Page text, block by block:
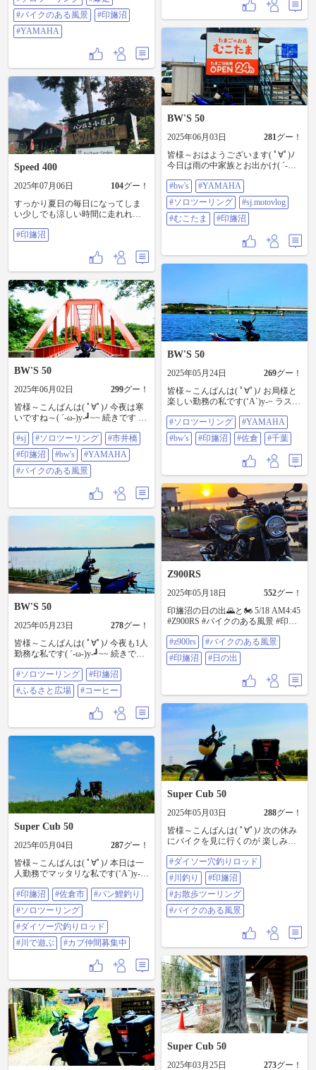
トです #ソロツーリング #爆走 #バ
イクのある風景 #印旛沼
#YAMAHA
#バイクのある風景
#印旛沼
#YAMAHA
Speed 400
2025年07月06日 104グー！
すっかり夏日の毎日になってしま
い少しでも涼しい時間に走れれば
長門川から程近いパン焼き小屋・
立ち寄り焼きたてのパンと冷たい
アイスコーヒーで朝食。ハード系
のパンが多めのお店です。店内飲
食ができるのでライダーの方の休
憩にもお勧めです。 #印旛沼
#印旛沼
BW'S 50
2025年06月03日 281グー！
皆様～おはようございます( ﾟ∀ﾟ)ﾉ
今日は雨の中家族とお出かけ( ´-
進むとたまごのお店 むこたまが
有ります 此方もsj .motovlogさんの
YouTubeで拝見して遊びに行きまし
た 卵の自動販売機と店員が居るお
入って購入したのですが ソフトク
リームや御菓子等を購入したい方
ンの切れ端を購入したのですがマ
ジ美味でした 月1で通うか検討中で
す 今回は此にて終了です いいね
👍️、コメントをくれた皆様～あり
がとうございました 次回も宜しく
#YAMAHA #ソロツーリング
#sj.motovlog #むこたま #印旛沼
#bw's
#YAMAHA
#ソロツーリング
#sj.motovlog
#むこたま
#印旛沼
BW'S 50
2025年06月02日 299グー！
皆様～こんばんは( ﾟ∀ﾟ)ﾉ 今夜は寒
いですね～( ´-ω-)y‐┛~~ 続きです 印
ここは暫く通行止めでしたがsj
.motovlogさんの情報で開通したら
しいのでね 此方に引っ越して来て
数年になりますが釣りをしてて良
.motovlog #ソロツーリング #市井橋
#sj #ソロツーリング
#市井橋
#印旛沼
#bw's
#YAMAHA
#バイクのある風景
BW'S 50
2025年05月24日 269グー！
皆様～こんばんは( ﾟ∀ﾟ)ﾉ お局様と
楽しい勤務の私です(‘A`)y-~ ラスト
けます どうも路面のギャップを拾
うと跳ね返りがキツイね 慣れない
タイヤのせいか それともサスのせ
いか スタンディングで走れば気に
はならないが 結構腕に衝撃が来る
もしかするとタイヤの空気圧を変
えれば良いのかな 折角のチューブ
レスタイヤだから その辺も揃えた
いですね 自宅に戻り洗車しますか
な と、今回は此にて終了です 見て
くれた皆様～ ありがとうございま
した #ソロツーリング #YAMAHA
#bw's #印旛沼 #佐倉 #千葉
#ソロツーリング
#YAMAHA
#bw's
#印旛沼 #佐倉 #千葉
BW'S 50
2025年05月23日 278グー！
皆様～こんばんは( ﾟ∀ﾟ)ﾉ 今夜も1人
勤務な私です( ´-ω-)y‐┛~~ 続きです
場で休憩 次回ラストです #ソロツ
ーリング #印旛沼 #ふるさと広場 #
コーヒー
#ソロツーリング
#印旛沼
#ふるさと広場
#コーヒー
Z900RS
2025年05月18日 552グー！
印旛沼の日の出🌄と🏍️ 5/18 AM4:45
#Z900RS #バイクのある風景 #印旛
#z900rs
#バイクのある風景
#印旛沼
#日の出
Super Cub 50
2025年05月04日 287グー！
皆様～こんばんは( ﾟ∀ﾟ)ﾉ 本日は一
人勤務でマッタリな私です(‘A`)y-~
て鯉釣りにチャレンジです 印旛沼
水系の川の橋下でバス用針にパン
を着けて流して放置します パンを
千切ってはポイ、千切ってはポイ
の繰り返しです すると～グン！！
と引っ張る強いアタリ きたきた～
鯉です パッと見は50cm以上の野
鯉、黒い背中見え隠れします
が・・・針がスポって外れる その
後も同じ展開が2度続き鯉は出て来
なくなりました 竿が短いからフッ
クが甘いのか？合わせが壊れたリ
ールでの巻きだからダメなのか？
分からんな～ 飯でも食べながら考
えるかな 次回ラストです #印旛沼 #
佐倉市 #パン鯉釣り #ソロツーリン
グ #ダイソー穴釣りロッド #川で遊
#印旛沼 #佐倉市
#パン鯉釣り
#ソロツーリング
#ダイソー穴釣りロッド
#川で遊ぶ
#カブ仲間募集中
Super Cub 50
2025年05月03日 288グー！
皆様～こんばんは( ﾟ∀ﾟ)ﾉ 次の休み
にバイクを見に行くのが 楽しみな
用の竿を買いました 見ての通り小
さいですね～穴釣りはしないだろ
うけど試しに川釣りに行きました
直ぐにサイズの良いヌマチチブが
釣れました 小物釣りは余裕で楽し
めますね 続く #ダイソー穴釣りロ
ッド #川釣り #印旛沼 #お散歩ツー
リング #バイクのある風景
#ダイソー穴釣りロッド
#川釣り
#印旛沼
#お散歩ツーリング
#バイクのある風景
Super Cub 50
2025年03月25日 273グー！